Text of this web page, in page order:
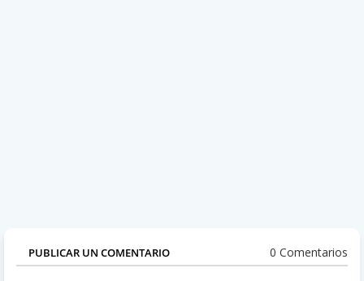
PUBLICAR UN COMENTARIO 0 Comentarios